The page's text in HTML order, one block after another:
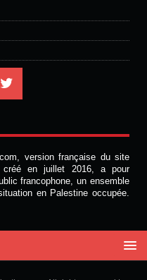
version française du site
créé en juillet 2016, a pour
francophone, un ensemble
en Palestine occupée.